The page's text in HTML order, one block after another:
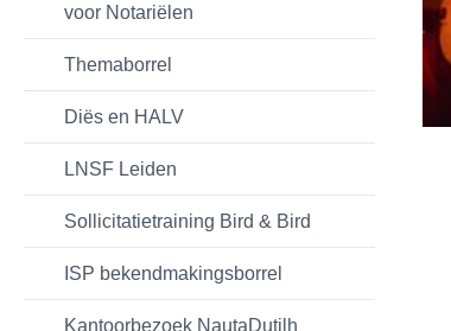
voor Notariëlen
Themaborrel
Diës en HALV
LNSF Leiden
Sollicitatietraining Bird & Bird
ISP bekendmakingsborrel
Kantoorbezoek NautaDutilh